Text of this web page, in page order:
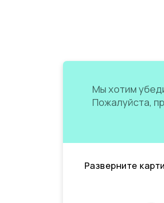
Мы хотим
Пожалуйста,
Разверните